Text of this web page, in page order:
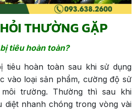
THƯỜNG GẶP
tiêu hoàn toàn?
tiêu hoàn toàn sau khi sử dụng
vào loại sản phẩm, cường độ sử
trường. Thường thì sau khi
diệt nhanh chóng trong vòng vài